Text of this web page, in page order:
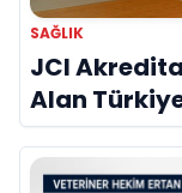
SAĞLIK
JCI
Alan
Biri